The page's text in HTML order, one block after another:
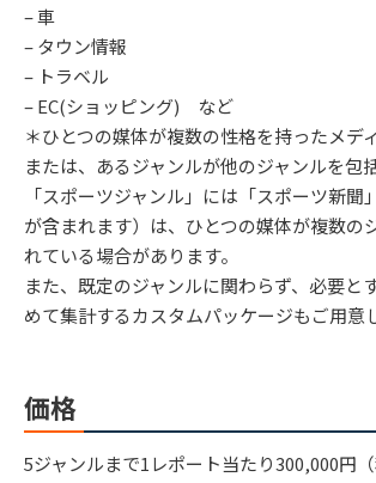
– 車
– タウン情報
– トラベル
– EC(ショッピング) など
＊ひとつの媒体が複数の性格を持ったメデ
または、あるジャンルが他のジャンルを包
「スポーツジャンル」には「スポーツ新聞
が含まれます）は、ひとつの媒体が複数の
れている場合があります。
また、既定のジャンルに関わらず、必要と
めて集計するカスタムパッケージもご用意
価格
5ジャンルまで1レポート当たり300,000円